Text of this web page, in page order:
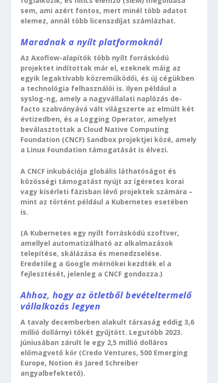
sem, ami azért fontos, mert minél több adatot
elemez, annál több licenszdíjat számlázhat.
Maradnak a nyílt platformoknál
Az Axoflow-alapítók több nyílt forráskódú
projektet indítottak már el, ezeknek máig az
egyik legaktívabb közreműködői, és új cégükben
a technológia felhasználói is. Ilyen például a
syslog-ng, amely a nagyvállalati naplózás de-
facto szabványává vált világszerte az elmúlt két
évtizedben, és a Logging Operator, amelyet
beválasztottak a Cloud Native Computing
Foundation (CNCF) Sandbox projektjei közé, amely
a Linux Foundation támogatását is élvezi.
A CNCF inkubációja globális láthatóságot és
közösségi támogatást nyújt az ígéretes korai
vagy kísérleti fázisban lévő projektek számára –
mint az történt például a Kubernetes esetében
is.
(A Kubernetes egy nyílt forráskódú szoftver,
amellyel automatizálható az alkalmazások
telepítése, skálázása és menedzselése.
Eredetileg a Google mérnökei kezdték el a
fejlesztését, jelenleg a CNCF gondozza.)
Ahhoz, hogy az ötletből bevételtermelő
vállalkozás legyen
A tavaly decemberben alakult társaság eddig 3,6
millió dollárnyi tőkét gyűjtött. Legutóbb 2023.
júniusában zárult le egy 2,5 millió dolláros
előmagvető kör (Credo Ventures, 500 Emerging
Europe, Notion és Jared Schreiber
angyalbefektető).